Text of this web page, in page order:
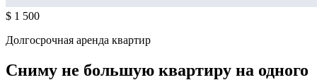
$ 1 500
Долгосрочная аренда квартир
Сниму не большую квартиру на одного